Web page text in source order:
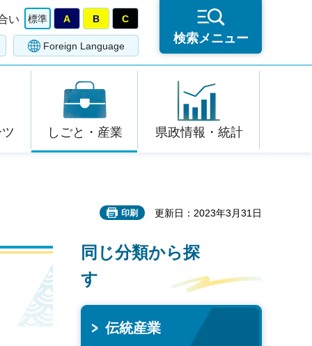
い 標準 A B C
Foreign Language
検索メニュー
しごと・産業 県政情報・統計
印刷 更新日：2023年3月31日
同じ分類から探
す
伝統産業